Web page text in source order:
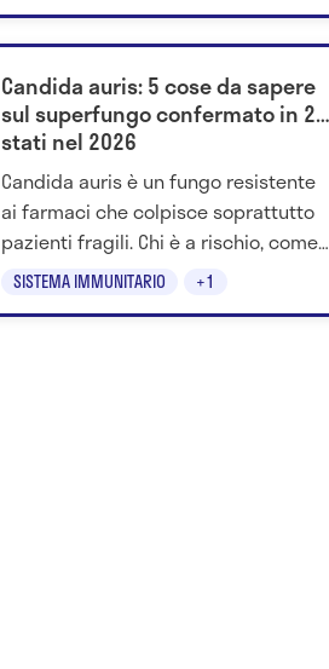
clinici sull’uomo.
SISTEMA IMMUNITARIO +1
Candida auris: 5 cose da sapere
sul superfungo confermato in 26
stati nel 2026
Candida auris è un fungo resistente
ai farmaci che colpisce soprattutto
pazienti fragili. Chi è a rischio, come
si trasmette e perché preoccupa.